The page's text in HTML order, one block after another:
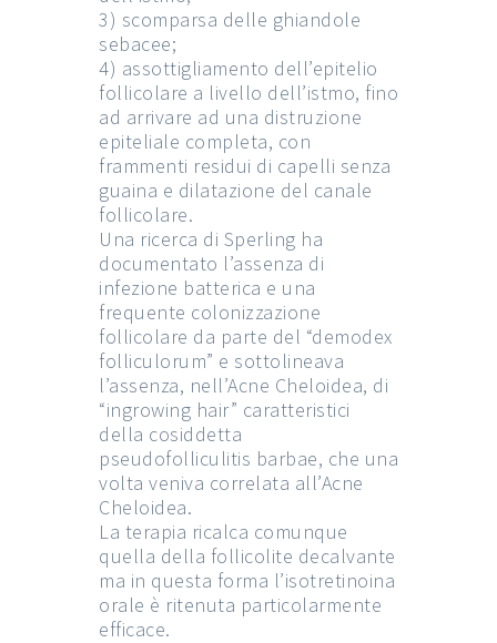
3) scomparsa delle ghiandole
sebacee;
4) assottigliamento dell’epitelio
follicolare a livello dell’istmo, fino
ad arrivare ad una distruzione
epiteliale completa, con
frammenti residui di capelli senza
guaina e dilatazione del canale
follicolare.
Una ricerca di Sperling ha
documentato l’assenza di
infezione batterica e una
frequente colonizzazione
follicolare da parte del “demodex
folliculorum” e sottolineava
l’assenza, nell’Acne Cheloidea, di
“ingrowing hair” caratteristici
della cosiddetta
pseudofolliculitis barbae, che una
volta veniva correlata all’Acne
Cheloidea.
La terapia ricalca comunque
quella della follicolite decalvante
ma in questa forma l’isotretinoina
orale è ritenuta particolarmente
efficace.